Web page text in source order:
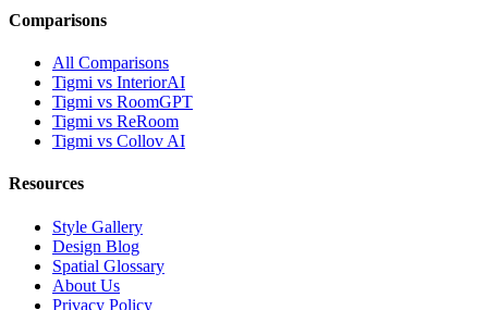
Comparisons
All Comparisons
Tigmi vs InteriorAI
Tigmi vs RoomGPT
Tigmi vs ReRoom
Tigmi vs Collov AI
Resources
Style Gallery
Design Blog
Spatial Glossary
About Us
Privacy Policy